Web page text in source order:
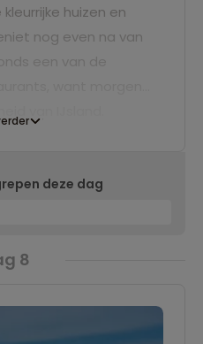
huizen en
nog even na van
deze dag
8